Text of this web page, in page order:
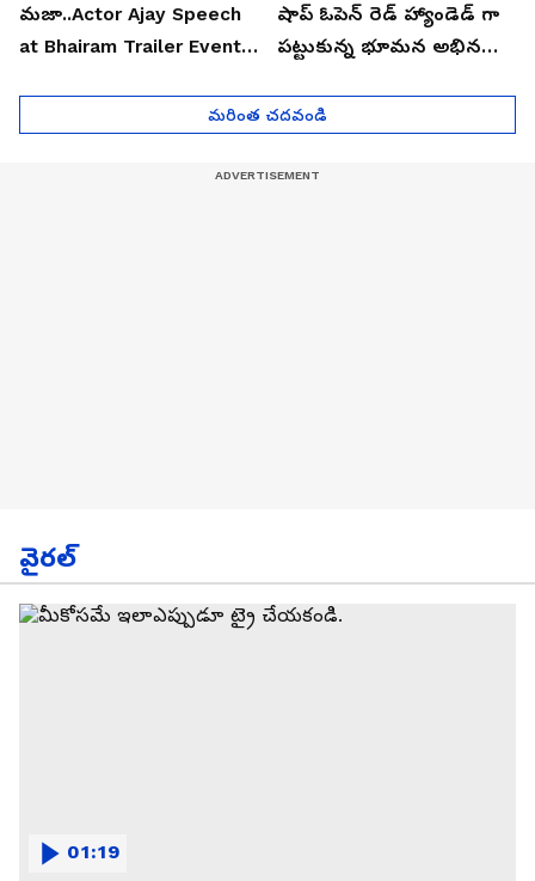
మజా..Actor Ajay Speech
at Bhairam Trailer Event |
షాప్ ఓపెన్ రెడ్ హ్యాండెడ్ గా
పట్టుకున్న భూమన అభినయ్|
మరింత చదవండి
వైరల్
01:19